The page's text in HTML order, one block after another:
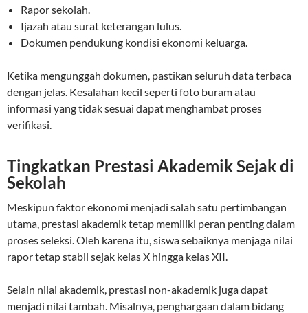
Rapor sekolah.
Ijazah atau surat keterangan lulus.
Dokumen pendukung kondisi ekonomi keluarga.
Ketika mengunggah dokumen, pastikan seluruh data terbaca
dengan jelas. Kesalahan kecil seperti foto buram atau
informasi yang tidak sesuai dapat menghambat proses
verifikasi.
Tingkatkan Prestasi Akademik Sejak di
Sekolah
Meskipun faktor ekonomi menjadi salah satu pertimbangan
utama, prestasi akademik tetap memiliki peran penting dalam
proses seleksi. Oleh karena itu, siswa sebaiknya menjaga nilai
rapor tetap stabil sejak kelas X hingga kelas XII.
Selain nilai akademik, prestasi non-akademik juga dapat
menjadi nilai tambah. Misalnya, penghargaan dalam bidang